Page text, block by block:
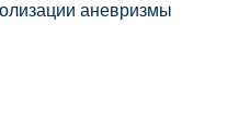
аневризмы